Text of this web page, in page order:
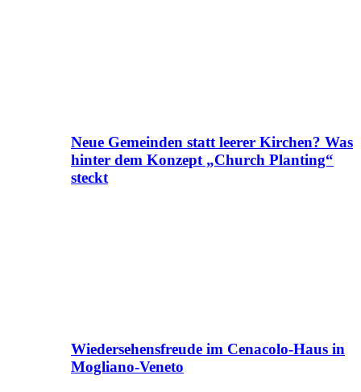
Neue Gemeinden statt leerer Kirchen? Was
hinter dem Konzept „Church Planting“
steckt
Wiedersehensfreude im Cenacolo-Haus in
Mogliano-Veneto